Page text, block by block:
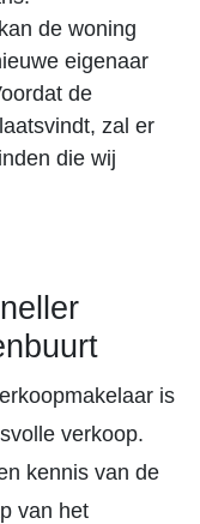
de woning
eigenaar
de
zal er
die wij
is
verkoop.
kennis van de
van het